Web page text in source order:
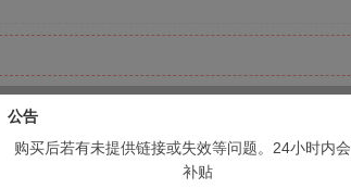
公告
购买后若有未提供链接或失效等问题。24小时内
补贴